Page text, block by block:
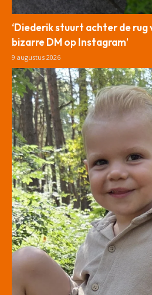
‘Diederik stuurt achter de rug
bizarre DM op Instagram’
9 augustus 2026